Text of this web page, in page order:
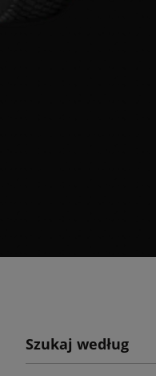
Szukaj według